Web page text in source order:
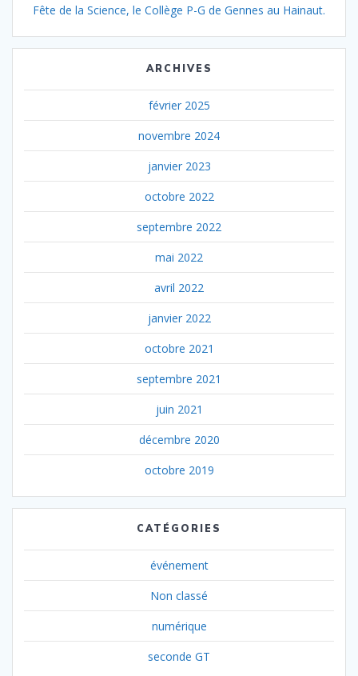
Fête de la Science, le Collège P-G de Gennes au Hainaut.
ARCHIVES
février 2025
novembre 2024
janvier 2023
octobre 2022
septembre 2022
mai 2022
avril 2022
janvier 2022
octobre 2021
septembre 2021
juin 2021
décembre 2020
octobre 2019
CATÉGORIES
événement
Non classé
numérique
seconde GT